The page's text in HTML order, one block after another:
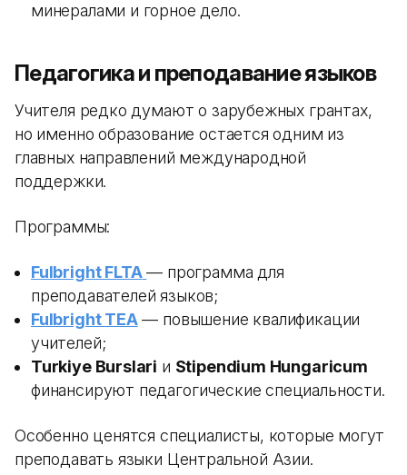
минералами и горное дело.
Педагогика и преподавание языков
Учителя редко думают о зарубежных грантах,
но именно образование остается одним из
главных направлений международной
поддержки.
Программы:
Fulbright FLTA — программа для
преподавателей языков;
Fulbright TEA— повышение квалификации
учителей;
Turkiye Burslari и Stipendium Hungaricum
финансируют педагогические специальности.
Особенно ценятся специалисты, которые могут
преподавать языки Центральной Азии.